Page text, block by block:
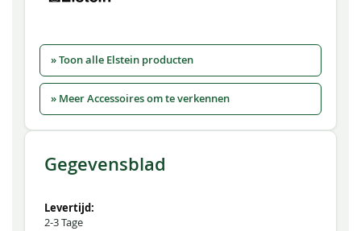
» Toon alle Elstein producten
» Meer Accessoires om te verkennen
Gegevensblad
2-3 Tage